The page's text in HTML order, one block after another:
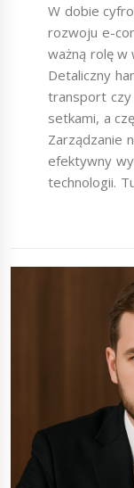
W dobie
rozwoju e-
ważną rolę w
Detaliczny
transport czy
setkami, a
Zarządzanie
efektywny
technologii.